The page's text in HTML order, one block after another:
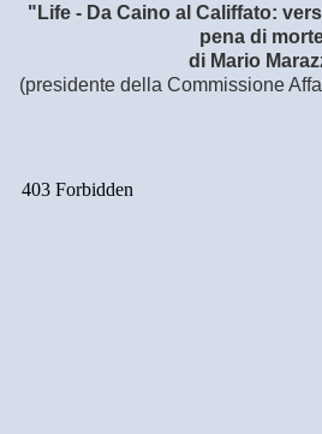
"Life - Da Caino al Califfato:
pena di
di Mario
(presidente della Commissione